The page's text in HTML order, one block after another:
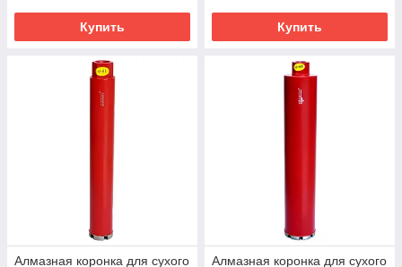
Купить Купить
Алмазная коронка для сухого
Алмазная коронка для сухого